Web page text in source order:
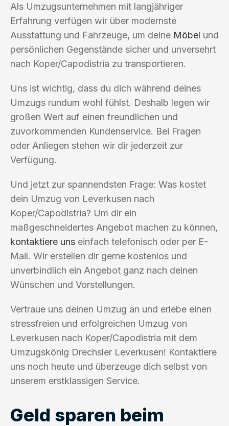
Als Umzugsunternehmen mit langjähriger
Erfahrung verfügen wir über modernste
Ausstattung und Fahrzeuge, um deine Möbel und
persönlichen Gegenstände sicher und unversehrt
nach Koper/Capodistria zu transportieren.
Uns ist wichtig, dass du dich während deines
Umzugs rundum wohl fühlst. Deshalb legen wir
großen Wert auf einen freundlichen und
zuvorkommenden Kundenservice. Bei Fragen
oder Anliegen stehen wir dir jederzeit zur
Verfügung.
Und jetzt zur spannendsten Frage: Was kostet
dein Umzug von Leverkusen nach
Koper/Capodistria? Um dir ein
maßgeschneidertes Angebot machen zu können,
kontaktiere uns einfach telefonisch oder per E-
Mail. Wir erstellen dir gerne kostenlos und
unverbindlich ein Angebot ganz nach deinen
Wünschen und Vorstellungen.
Vertraue uns deinen Umzug an und erlebe einen
stressfreien und erfolgreichen Umzug von
Leverkusen nach Koper/Capodistria mit dem
Umzugskönig Drechsler Leverkusen! Kontaktiere
uns noch heute und überzeuge dich selbst von
unserem erstklassigen Service.
Geld sparen beim